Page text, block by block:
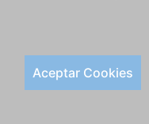
Aceptar Cookies